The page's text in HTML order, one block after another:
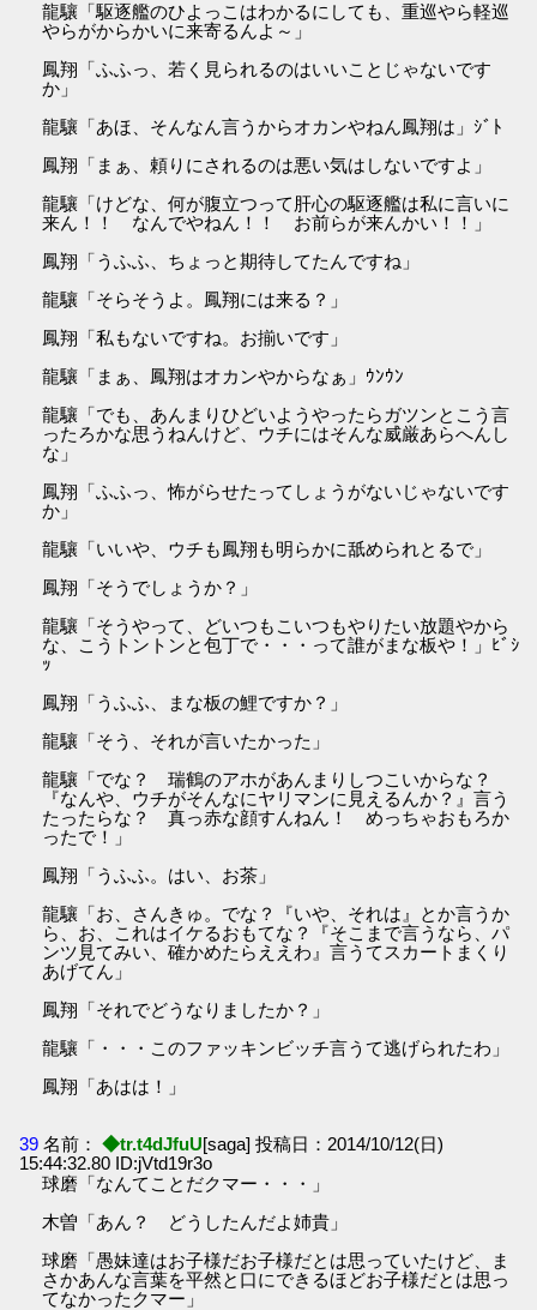
龍驤「駆逐艦のひよっこはわかるにしても、重巡やら軽巡
やらがからかいに来寄るんよ～」
鳳翔「ふふっ、若く見られるのはいいことじゃないです
か」
龍驤「あほ、そんなん言うからオカンやねん鳳翔は」ｼﾞﾄ
鳳翔「まぁ、頼りにされるのは悪い気はしないですよ」
龍驤「けどな、何が腹立つって肝心の駆逐艦は私に言いに
来ん！！ なんでやねん！！ お前らが来んかい！！」
鳳翔「うふふ、ちょっと期待してたんですね」
龍驤「そらそうよ。鳳翔には来る？」
鳳翔「私もないですね。お揃いです」
龍驤「まぁ、鳳翔はオカンやからなぁ」ｳﾝｳﾝ
龍驤「でも、あんまりひどいようやったらガツンとこう言
ったろかな思うねんけど、ウチにはそんな威厳あらへんし
な」
鳳翔「ふふっ、怖がらせたってしょうがないじゃないです
か」
龍驤「いいや、ウチも鳳翔も明らかに舐められとるで」
鳳翔「そうでしょうか？」
龍驤「そうやって、どいつもこいつもやりたい放題やから
な、こうトントンと包丁で・・・って誰がまな板や！」ﾋﾞｼ
ｯ
鳳翔「うふふ、まな板の鯉ですか？」
龍驤「そう、それが言いたかった」
龍驤「でな？ 瑞鶴のアホがあんまりしつこいからな？
『なんや、ウチがそんなにヤリマンに見えるんか？』言う
たったらな？ 真っ赤な顔すんねん！ めっちゃおもろか
ったで！」
鳳翔「うふふ。はい、お茶」
龍驤「お、さんきゅ。でな？『いや、それは』とか言うか
ら、お、これはイケるおもてな？『そこまで言うなら、パ
ンツ見てみい、確かめたらええわ』言うてスカートまくり
あげてん」
鳳翔「それでどうなりましたか？」
龍驤「・・・このファッキンビッチ言うて逃げられたわ」
鳳翔「あはは！」
39 名前： ◆tr.t4dJfuU[saga] 投稿日：2014/10/12(日)
15:44:32.80 ID:jVtd19r3o
球磨「なんてことだクマー・・・」
木曽「あん？ どうしたんだよ姉貴」
球磨「愚妹達はお子様だお子様だとは思っていたけど、ま
さかあんな言葉を平然と口にできるほどお子様だとは思っ
てなかったクマー」